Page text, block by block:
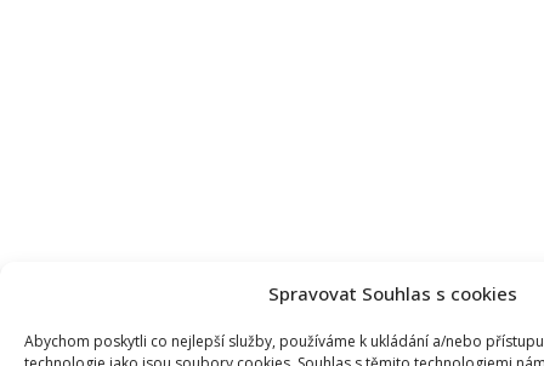
Spravovat Souhlas s cookies
Abychom poskytli co nejlepší služby, používáme k ukládání a/nebo